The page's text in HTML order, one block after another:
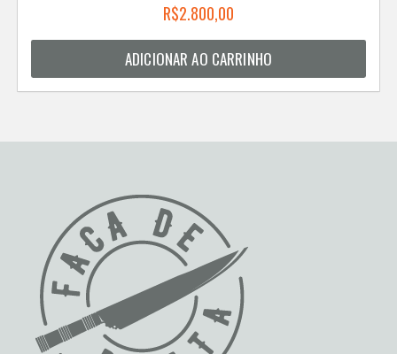
R$2.800,00
ADICIONAR AO CARRINHO